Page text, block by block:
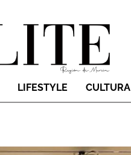
LIFESTYLE CULTURA